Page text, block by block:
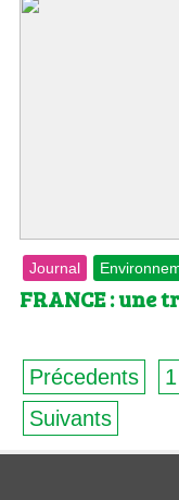
Journal
FRANCE : une
Précedents 1
Suivants